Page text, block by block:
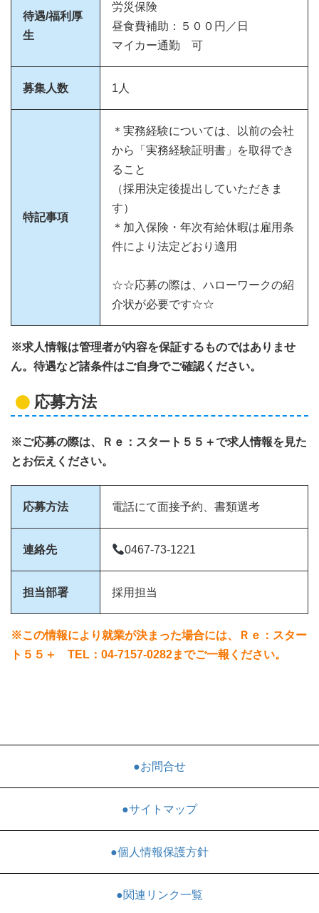
待遇/福利厚
生
労災保険
昼食費補助：５００円／日
マイカー通勤 可
募集人数 1人
特記事項
＊実務経験については、以前の会社
から「実務経験証明書」を取得でき
ること
（採用決定後提出していただきま
す）
＊加入保険・年次有給休暇は雇用条
件により法定どおり適用
☆☆応募の際は、ハローワークの紹
介状が必要です☆☆
※求人情報は管理者が内容を保証するものではありませ
ん。待遇など諸条件はご自身でご確認ください。
応募方法
※ご応募の際は、Ｒｅ：スタート５５＋で求人情報を見た
とお伝えください。
応募方法 電話にて面接予約、書類選考
連絡先 0467-73-1221
担当部署 採用担当
※この情報により就業が決まった場合には、Ｒｅ：スター
ト５５＋ TEL：04-7157-0282までご一報ください。
●お問合せ
●サイトマップ
●個人情報保護方針
●関連リンク一覧